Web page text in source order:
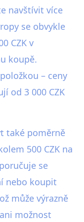
navštívit více
se obvykle
CZK v
koupě.
– ceny
od 3 000 CZK
také poměrně
500 CZK na
se
nebo koupit
může výrazně
možnost